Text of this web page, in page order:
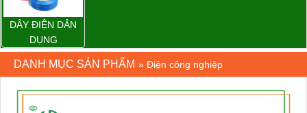
DÂY ĐIỆN DÂN
DỤNG
DANH MỤC SẢN PHẨM » Điện công nghiệp